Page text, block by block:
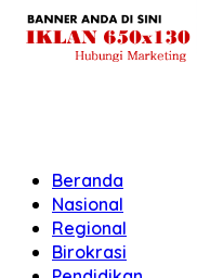
Beranda
Nasional
Regional
Birokrasi